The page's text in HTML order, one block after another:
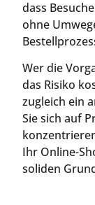
dass
ohne
Wer die
das Risiko
zugleich ein
Sie sich auf
Ihr Online-
soliden